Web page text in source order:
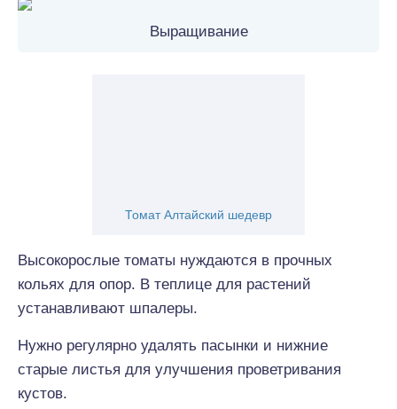
Выращивание
Томат Алтайский шедевр
Высокорослые томаты нуждаются в прочных
кольях для опор. В теплице для растений
устанавливают шпалеры.
Нужно регулярно удалять пасынки и нижние
старые листья для улучшения проветривания
кустов.